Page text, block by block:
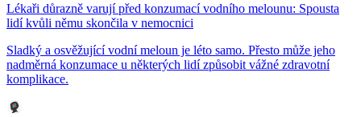
Lékaři důrazně varují před konzumací vodního melounu: Spousta
lidí kvůli němu skončila v nemocnici
Sladký a osvěžující vodní meloun je léto samo. Přesto může jeho
nadměrná konzumace u některých lidí způsobit vážné zdravotní
komplikace.